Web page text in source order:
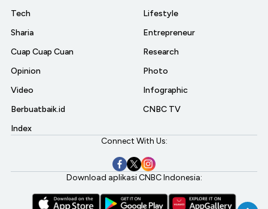
Tech
Sharia
Cuap Cuap Cuan
Opinion
Video
Berbuatbaik.id
Index
Lifestyle
Entrepreneur
Research
Photo
Infographic
CNBC TV
Connect With Us:
Download aplikasi CNBC Indonesia: